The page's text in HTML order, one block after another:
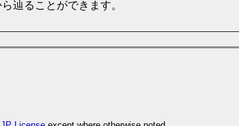
辿ることができます。